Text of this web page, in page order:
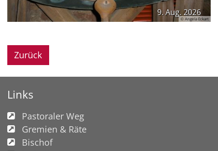
9. Aug. 2026
© Angela Eckart
Zurück
Links
Pastoraler Weg
Gremien & Räte
Bischof